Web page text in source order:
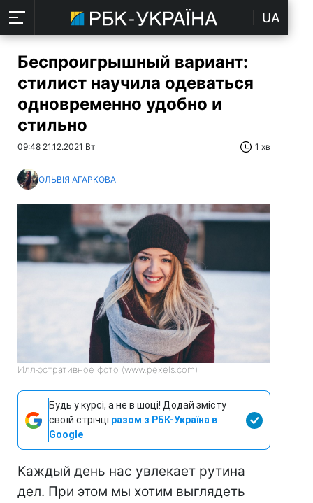
UA
Беспроигрышный вариант:
стилист научила одеваться
одновременно удобно и
стильно
09:48 21.12.2021 Вт 1 хв
ОЛЬВІЯ АГАРКОВА
Иллюстративное фото (www.pexels.com)
Будь у курсі, а не в шоці! Додай змісту
своїй стрічці разом з РБК-Україна в
Google
Каждый день нас увлекает рутина
дел. При этом мы хотим выглядеть